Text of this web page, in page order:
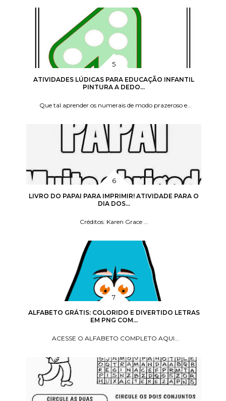
ATIVIDADES LÚDICAS PARA EDUCAÇÃO INFANTIL
PINTURA A DEDO...
Que tal aprender os numerais de modo prazeroso e...
LIVRO DO PAPAI PARA IMPRIMIR! ATIVIDADE PARA O
DIA DOS...
Créditos: Karen Grace ...
ALFABETO GRÁTIS: COLORIDO E DIVERTIDO LETRAS
EM PNG COM...
ACESSE O ALFABETO COMPLETO AQUI...